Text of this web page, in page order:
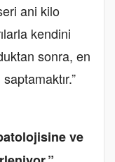
ani kilo
kendini
sonra, en
ve